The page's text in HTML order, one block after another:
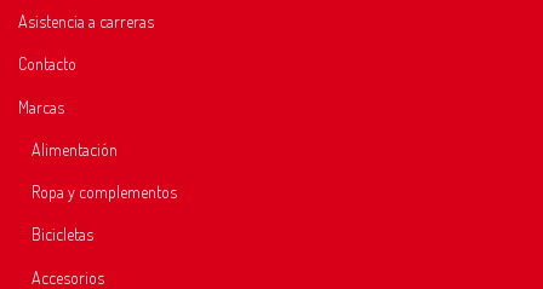
Asistencia a carreras
Contacto
Marcas
Alimentación
Ropa y complementos
Bicicletas
Accesorios